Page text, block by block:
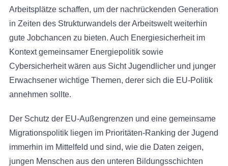
Arbeitsplätze schaffen, um der nachrückenden Generation
in Zeiten des Strukturwandels der Arbeitswelt weiterhin
gute Jobchancen zu bieten. Auch Energiesicherheit im
Kontext gemeinsamer Energiepolitik sowie
Cybersicherheit wären aus Sicht Jugendlicher und junger
Erwachsener wichtige Themen, derer sich die EU-Politik
annehmen sollte.
Der Schutz der EU-Außengrenzen und eine gemeinsame
Migrationspolitik liegen im Prioritäten-Ranking der Jugend
immerhin im Mittelfeld und sind, wie die Daten zeigen,
jungen Menschen aus den unteren Bildungsschichten